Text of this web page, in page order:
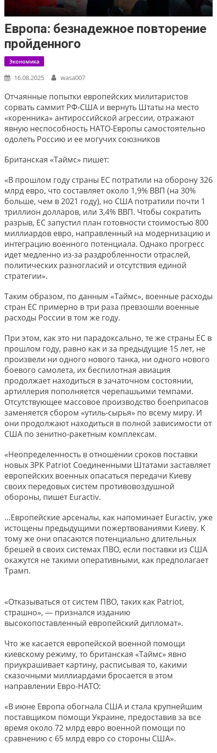
Европа: безнадежное повторение
пройденного
Экономика
16.08.2025 wasa007
Отчаянные попытки европейских милитаристов
сорвать саммит РФ-США и вернуть Штаты на место
«коренника» антироссийской агрессии, отражают
явную неспособность НАТО-Европы самостоятельно
одолеть Россию и ее могучих союзников
Британская «Таймс» пишет:
«В прошлом году страны ЕС потратили на оборону 326
млрд евро, что составляет около 1,9% ВВП (на 30%
больше, чем в 2021 году), но США потратили почти 1
триллион долларов, или 3,4% ВВП. Чтобы сократить
разрыв, ЕС запустил план готовности стоимостью 800
миллиардов евро, направленный на модернизацию и
интеграцию военного потенциала. Однако прогресс
идет медленно из-за раздробленности отраслей,
политических разногласий и отсутствия единой
стратегии».
Таким образом, по данным «Таймс», военные расходы
стран ЕС примерно в три раза превзошли военные
расходы России в том же году.
При этом, как это ни парадоксально, те же страны ЕС в
прошлом году, равно как и за предыдущие 15 лет, не
произвели ни одного нового танка, ни одного нового
боевого самолета, их беспилотная авиация
продолжает находиться в зачаточном состоянии,
артиллерия пополняется черепашьими темпами.
Отсутствующее массовое производство боеприпасов
заменяется сбором «утиль-сырья» по всему миру. И
они продолжают находиться в полной зависимости от
США по зенитно-ракетным комплексам.
«Неопределенность в отношении сроков поставки
новых ЗРК Patriot Соединенными Штатами заставляет
европейских военных опасаться передачи Киеву
своих передовых систем противовоздушной
обороны, пишет Euractiv.
…Европейские арсеналы, как напоминает Euractiv, уже
истощены предыдущими пожертвованиями Киеву. К
тому же они опасаются потенциально длительных
брешей в своих системах ПВО, если поставки из США
окажутся не такими оперативными, как предполагает
Трамп.
«Отказываться от систем ПВО, таких как Patriot,
страшно», — признался изданию
высокопоставленный европейский дипломат».
Что же касается европейской военной помощи
киевскому режиму, то британская «Таймс» явно
приукрашивает картину, расписывая то, какими
сказочными миллиардами бросается в этом
направлении Евро-НАТО:
«В июне Европа обогнала США и стала крупнейшим
поставщиком помощи Украине, предоставив за все
время около 72 млрд евро военной помощи по
сравнению с 65 млрд евро со стороны США».